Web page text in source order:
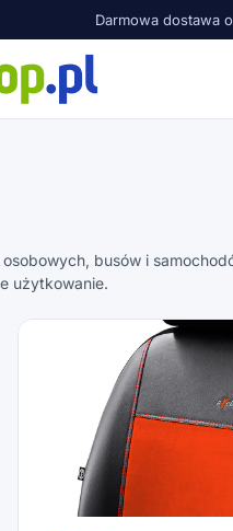
Darmowa dostawa
busów i
użytkowanie.